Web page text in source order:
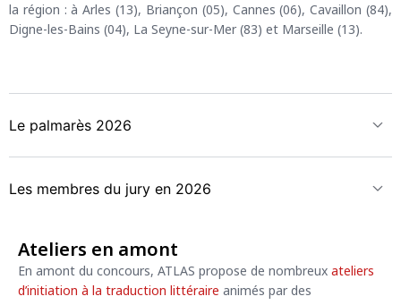
la région : à Arles (13), Briançon (05), Cannes (06), Cavaillon (84),
Digne-les-Bains (04), La Seyne-sur-Mer (83) et Marseille (13).
Le palmarès 2026
Les membres du jury en 2026
Ateliers en amont
En amont du concours, ATLAS propose de nombreux ateliers
d’initiation à la traduction littéraire animés par des